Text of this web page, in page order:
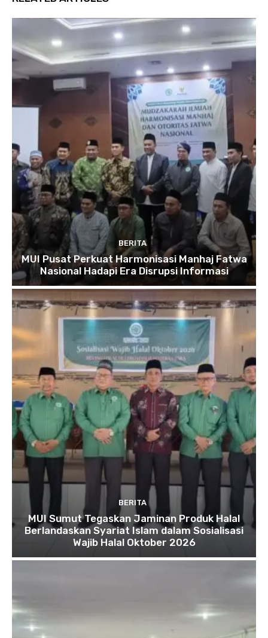
BERITA
MUI Pusat Perkuat Harmonisasi Manhaj Fatwa
Nasional Hadapi Era Disrupsi Informasi
BERITA
MUI Sumut Tegaskan Jaminan Produk Halal
Berlandaskan Syariat Islam dalam Sosialisasi
Wajib Halal Oktober 2026